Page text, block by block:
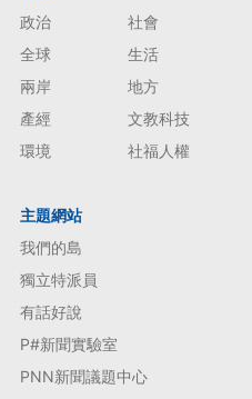
政治
社會
全球
生活
兩岸
地方
產經
文教科技
環境
社福人權
主題網站
我們的島
獨立特派員
有話好說
P#新聞實驗室
PNN新聞議題中心